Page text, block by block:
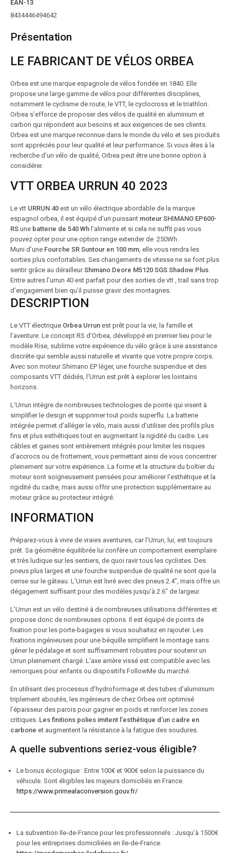
EAN-13
8434446494642
Présentation
LE FABRICANT DE VÉLOS ORBEA
Orbea est une marque espagnole de vélos fondée en 1840. Elle
propose une large gamme de vélos pour différentes disciplines,
notamment le cyclisme de route, le VTT, le cyclocross et le triathlon.
Orbea s’efforce de proposer des vélos de qualité en aluminium et
carbon qui répondent aux besoins et aux exigences de ses clients.
Orbea est une marque reconnue dans le monde du vélo et ses produits
sont appréciés pour leur qualité et leur performance. Si vous êtes à la
recherche d’un vélo de qualité, Orbea peut être une bonne option à
considérer.
VTT ORBEA URRUN 40 2023
Le vtt URRUN 40 est un vélo électrique abordable de la marque
espagnol orbea, il est équipé d’un puissant moteur SHIMANO EP600-
RS une batterie de 540 Wh l’alimente et si cela ne suffit pas vous
pouvez opter pour une option range extender de 250Wh.
Muni d’une Fourche SR Suntour en 100 mm, elle vous rendra les
sorties plus confortables. Ses changements de vitesse ne se font plus
sentir grâce au dérailleurShimano Deore M5120 SGS Shadow Plus.
Entre autres l’urrun 40 est parfait pour des sorties de vtt , trail sans trop
d’engagement bien qu’il puisse gravir des montagnes.
DESCRIPTION
Le VTT électrique Orbea Urrun est prêt pour la vie, la famille et
l’aventure. Le concept RS d’Orbea, développé en premier lieu pour le
modèle Rise, sublime votre expérience du vélo grâce à une assistance
discrète qui semble aussi naturelle et vivante que votre propre corps.
Avec son moteur Shimano EP léger, une fourche suspendue et des
composants VTT dédiés, l’Urrun est prêt à explorer les lointains
horizons.
L’Urrun intègre de nombreuses technologies de pointe qui visent à
simplifier le design et supprimer tout poids superflu. La batterie
intégrée permet d’alléger le vélo, mais aussi d’utiliser des profils plus
fins et plus esthétiques tout en augmentant la rigidité du cadre. Les
câbles et gaines sont entièrement intégrés pour limiter les risques
d’accrocs ou de frottement, vous permettant ainsi de vous concentrer
pleinement sur votre expérience. La forme et la structure du boîtier du
moteur sont soigneusement pensées pour améliorer l’esthétique et la
rigidité du cadre, mais aussi offrir une protection supplémentaire au
moteur grâce au protecteur intégré.
INFORMATION
Préparez-vous à vivre de vraies aventures, car l’Urrun, lui, est toujours
prêt. Sa géométrie équilibrée lui confère un comportement exemplaire
et très ludique sur les sentiers, de quoi ravir tous les cyclistes. Des
pneus plus larges et une fourche suspendue de qualité ne sont que la
cerise sur le gâteau. L’Urrun est livré avec des pneus 2.4″, mais offre un
dégagement suffisant pour des modèles jusqu’à 2.6″ de largeur.
L’Urrun est un vélo destiné à de nombreuses utilisations différentes et
propose donc de nombreuses options. Il est équipé de points de
fixation pour les porte-bagages si vous souhaitez en rajouter. Les
fixations ingénieuses pour une béquille simplifient le montage sans
gêner le pédalage et sont suffisamment robustes pour soutenir un
Urrun pleinement chargé. L’axe arrière vissé est compatible avec les
remorques pour enfants ou dispositifs FollowMe du marché.
En utilisant des processus d’hydroformage et des tubes d’aluminium
triplement aboutés, les ingénieurs de chez Orbea ont optimisé
l’épaisseur des parois pour gagner en poids et renforcer les zones
critiques. Les finitions polies imitent l’esthétique d’un cadre en
carbone et augmentent la résistance à la fatigue des soudures.
A quelle subventions seriez-vous éligible?
Le bonus écologique : Entre 100€ et 900€ selon la puissance du
véhicule. Sont éligibles les majeurs domiciliés en France.
https://www.primealaconversion.gouv.fr/
La subvention Ile-de-France pour les professionnels : Jusqu’à 1500€
pour les entreprises domiciliées en Ile-de-France.